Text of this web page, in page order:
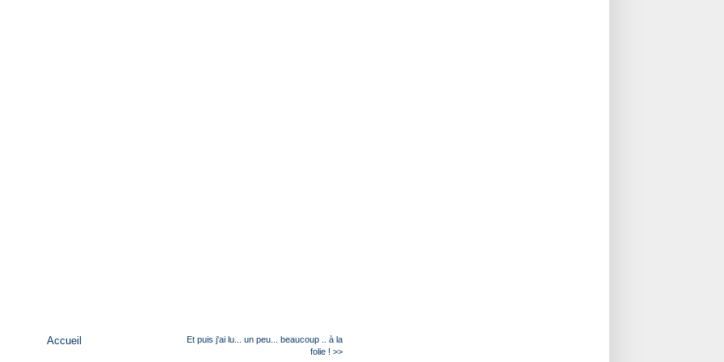
Et puis j'ai lu... un peu... beaucoup .. à la
folie ! >>
Accueil